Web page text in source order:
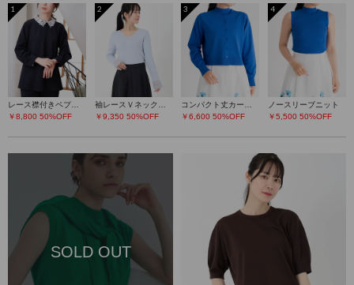
1
レース襟付きペプラムプルオーバー
￥8,800 50%OFF
2
袖レースＶネックニット
￥9,350 50%OFF
3
コンパクト丈カーディガン
￥6,600 50%OFF
4
ノースリーブニット
￥5,500 50%OFF
SOLD OUT